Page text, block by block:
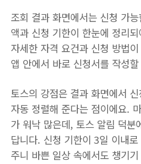
조회 결과 화면에서는 신청 가
액과 신청 기한이 한눈에 정리
자세한 자격 요건과 신청 방법
앱 안에서 바로 신청서를 작성
토스의 강점은 결과 화면에서
자동 정렬해 준다는 점이에요.
가 워낙 많은데, 토스 알림 덕분
답니다. 신청 기한이 3일 이내
주니 바쁜 일상 속에서도 챙기